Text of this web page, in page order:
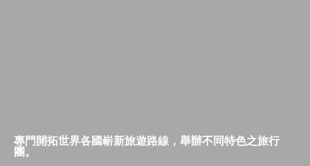
專門開拓世界各國嶄新旅遊路線，舉辦不同特色之旅行
團。